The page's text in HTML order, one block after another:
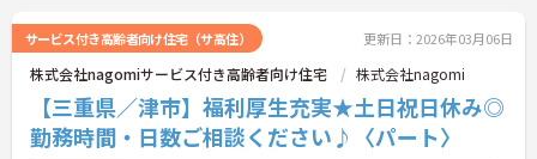
サービス付き高齢者向け住宅（サ高住） 更新日：2026年03月06日
株式会社nagomiサービス付き高齢者向け住宅 株式会社nagomi
【三重県／津市】福利厚生充実★土日祝日休み◎
勤務時間・日数ご相談ください♪〈パート〉